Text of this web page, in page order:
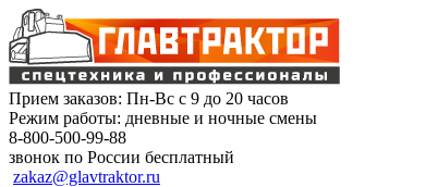
Прием заказов: Пн-Вс с 9 до 20 часов
Режим работы: дневные и ночные смены
8-800-500-99-88
звонок по России бесплатный
zakaz@glavtraktor.ru